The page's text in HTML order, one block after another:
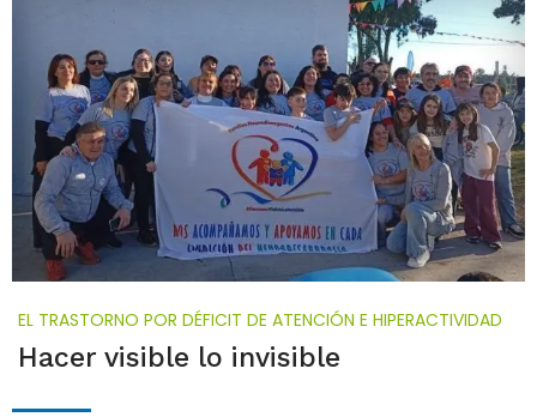
EL TRASTORNO POR DÉFICIT DE ATENCIÓN E HIPERACTIVIDAD
Hacer visible lo invisible